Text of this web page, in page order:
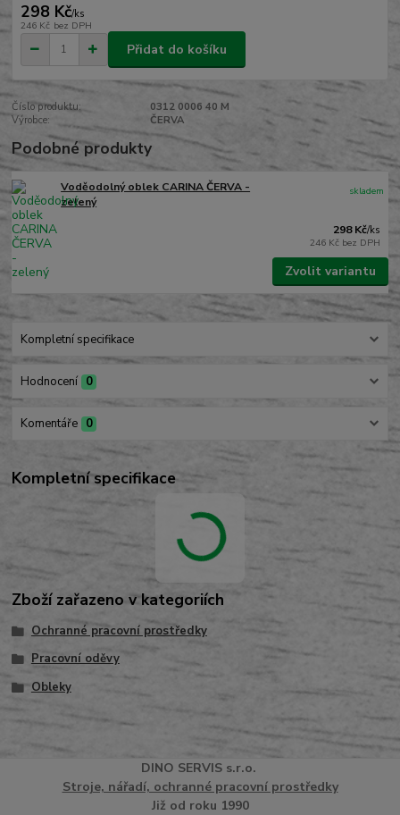
298 Kč/ks
246 Kč bez DPH
Přidat do košíku
Číslo produktu:
0312 0006 40 M
Výrobce:
ČERVA
Podobné produkty
Voděodolný oblek CARINA ČERVA -
zelený
298 Kč/ks
246 Kč bez DPH
skladem
Zvolit variantu
Kompletní specifikace
Hodnocení 0
Komentáře 0
Kompletní specifikace
Zboží zařazeno v kategoriích
Ochranné pracovní prostředky
Pracovní oděvy
Obleky
DINO SERVISs.r.o.
Stroje, nářadí, ochranné pracovní prostředky
Již od roku 1990